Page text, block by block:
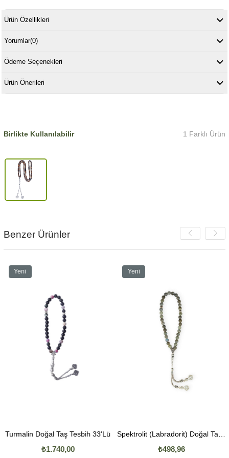
Ürün Özellikleri
Yorumlar(0)
Ödeme Seçenekleri
Ürün Önerileri
Birlikte Kullanılabilir 1 Farklı Ürün
Benzer Ürünler
Doğal Taş Tesbih 33'Lü
₺1.740,00
Yeni
Spektrolit (Labradorit) Doğal Taş Tesbih 33'Lü
₺498,96